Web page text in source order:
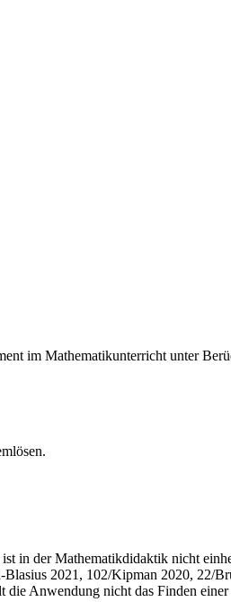
im Mathematikunterricht unter
in der Mathematikdidaktik nicht
2021, 102/Kipman 2020, 22/
die Anwendung nicht das Finden